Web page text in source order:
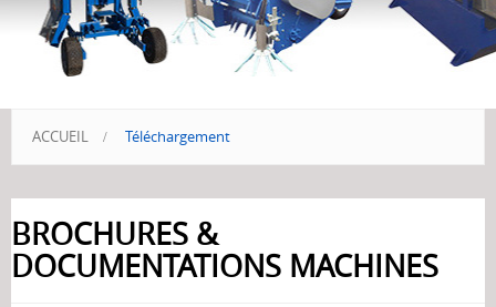
ACCUEIL > Téléchargement
BROCHURES &
DOCUMENTATIONS MACHINES